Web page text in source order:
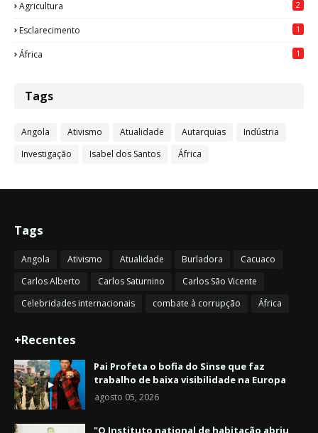
Agricultura 2
Esclarecimento 1
África 1
Tags
Angola Ativismo Atualidade Autarquias
Indústria
Investigação
Isabel dos Santos África
Tags
Angola Ativismo Atualidade Burladora
Cacuaco
Carlos Alberto
Carlos Saturnino
Carlos São Vicente
Celebridades internacionais
combate à corrupção África
+Recentes
Pai Profeta o bofia do Sinse que faz
trabalho de baixa visibilidade na Europa
agosto 05, 2026
"O Instituto national de habitação abriu